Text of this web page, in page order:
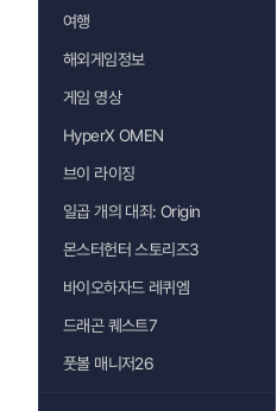
여행
해외게임정보
게임 영상
HyperX OMEN
브이 라이징
일곱 개의 대죄: Origin
몬스터헌터 스토리즈3
바이오하자드 레퀴엠
드래곤 퀘스트7
풋볼 매니저26